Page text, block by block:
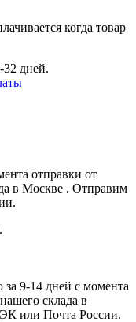
когда товар
32 дней.
отправки от
в Москве . Отправим
9-14 дней с момента
склада в
или Почта России.